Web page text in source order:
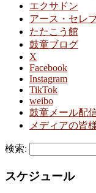
エクサドン
アース・セレ
たたこう館
鼓童ブログ
X
Facebook
Instagram
TikTok
weibo
鼓童メール配
メディアの皆
検索:
スケジュール